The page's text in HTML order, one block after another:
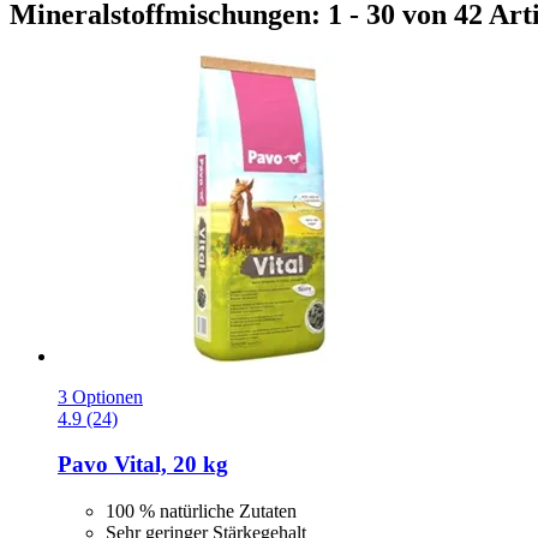
Mineralstoffmischungen: 1 - 30 von 42
3 Optionen
4.9 (24)
Pavo Vital, 20 kg
100 % natürliche Zutaten
Sehr geringer Stärkegehalt